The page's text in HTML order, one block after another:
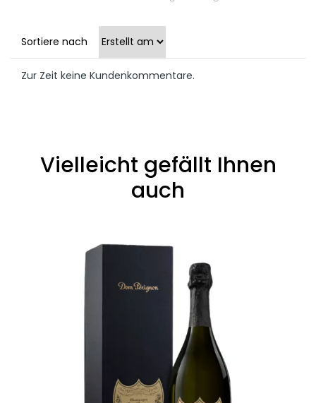
Vielleicht gefällt Ihnen
auch
Sortiere nach
Zur Zeit keine Kundenkommentare.